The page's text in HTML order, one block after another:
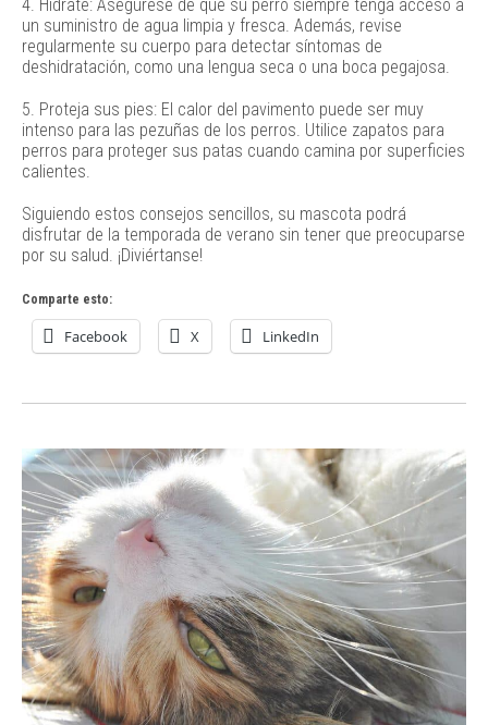
4. Hidrate: Asegúrese de que su perro siempre tenga acceso a
un suministro de agua limpia y fresca. Además, revise
regularmente su cuerpo para detectar síntomas de
deshidratación, como una lengua seca o una boca pegajosa.
5. Proteja sus pies: El calor del pavimento puede ser muy
intenso para las pezuñas de los perros. Utilice zapatos para
perros para proteger sus patas cuando camina por superficies
calientes.
Siguiendo estos consejos sencillos, su mascota podrá
disfrutar de la temporada de verano sin tener que preocuparse
por su salud. ¡Diviértanse!
Comparte esto:
Facebook X LinkedIn